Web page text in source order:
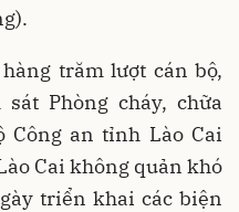
trăm lượt cán bộ,
Phòng cháy, chữa
Công an tỉnh Lào Cai
Cai không quản khó
triển khai các biện